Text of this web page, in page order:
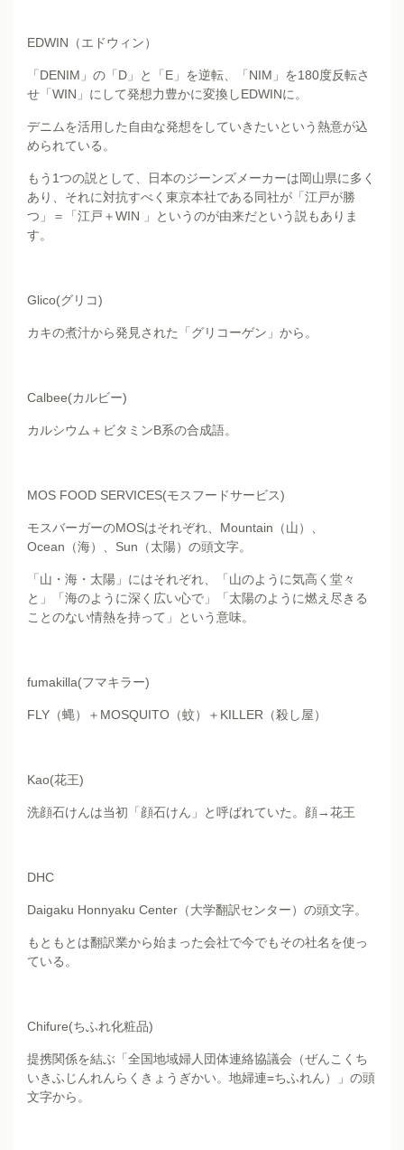
EDWIN（エドウィン）
「DENIM」の「D」と「E」を逆転、「NIM」を180度反転さ
せ「WIN」にして発想力豊かに変換しEDWINに。
デニムを活用した自由な発想をしていきたいという熱意が込
められている。
もう1つの説として、日本のジーンズメーカーは岡山県に多く
あり、それに対抗すべく東京本社である同社が「江戸が勝
つ」＝「江戸＋WIN 」というのが由来だという説もありま
す。
Glico(グリコ)
カキの煮汁から発見された「グリコーゲン」から。
Calbee(カルビー)
カルシウム＋ビタミンB系の合成語。
MOS FOOD SERVICES(モスフードサービス)
モスバーガーのMOSはそれぞれ、Mountain（山）、
Ocean（海）、Sun（太陽）の頭文字。
「山・海・太陽」にはそれぞれ、「山のように気高く堂々
と」「海のように深く広い心で」「太陽のように燃え尽きる
ことのない情熱を持って」という意味。
fumakilla(フマキラー)
FLY（蝿）＋MOSQUITO（蚊）＋KILLER（殺し屋）
Kao(花王)
洗顔石けんは当初「顔石けん」と呼ばれていた。顔→花王
DHC
Daigaku Honnyaku Center（大学翻訳センター）の頭文字。
もともとは翻訳業から始まった会社で今でもその社名を使っ
ている。
Chifure(ちふれ化粧品)
提携関係を結ぶ「全国地域婦人団体連絡協議会（ぜんこくち
いきふじんれんらくきょうぎかい。地婦連=ちふれん）」の頭
文字から。